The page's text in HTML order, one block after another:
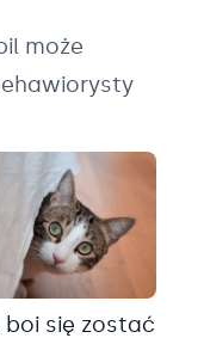
może
boi się zostać